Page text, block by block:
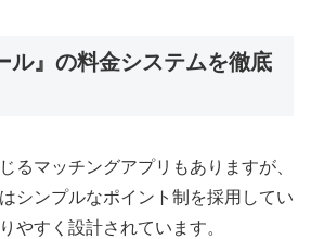
ル』の料金システムを徹底
るマッチングアプリもありますが、
シンプルなポイント制を採用してい
やすく設計されています。